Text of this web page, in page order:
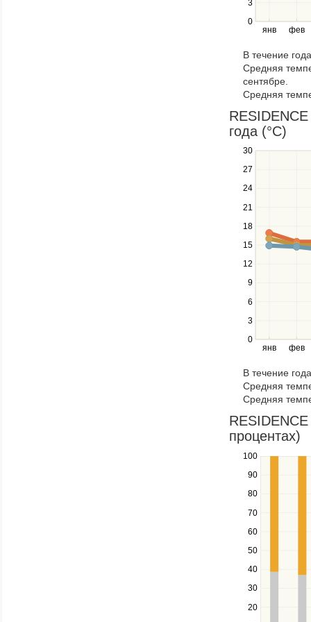
янв фев
0
3
and
right
keys
navigate
through
items
in
a
series.
В течение
Средняя
сентябре.
Средняя
года (°C)
янв фев
0
3
6
9
12
15
18
21
24
27
30
Use
the
and
down
to
navigate
series.
Use
the
and
right
keys
navigate
through
items
in
a
series.
В течение
Средняя
Средняя
процентах)
20
30
40
50
60
70
80
90
100
Use
the
and
down
to
navigate
series.
Use
the